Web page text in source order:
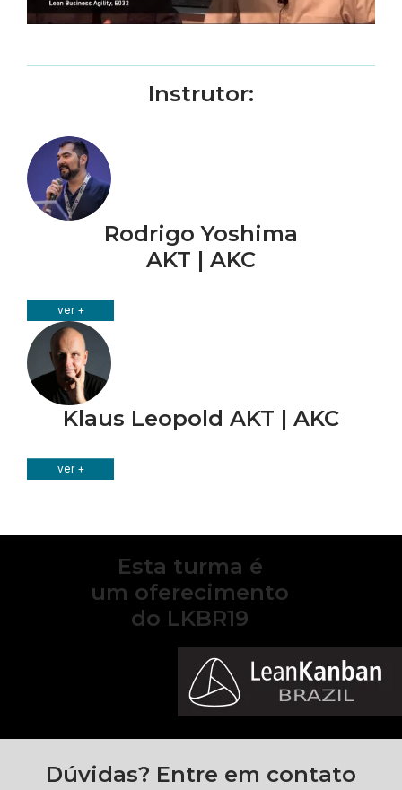
Instrutor:
Rodrigo Yoshima
AKT | AKC
ver +
Klaus Leopold AKT | AKC
ver +
Esta turma é
um oferecimento
do LKBR19
Dúvidas? Entre em contato